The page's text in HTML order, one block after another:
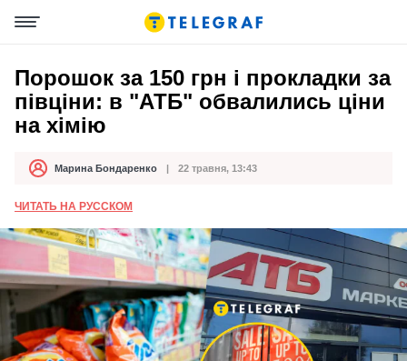
Порошок за 150 грн і прокладки за
півціни: в "АТБ" обвалились ціни
на хімію
АвторМарина Бондаренко
Дата публікації 22 травня, 13:43
ЧИТАТЬ НА РУССКОМ